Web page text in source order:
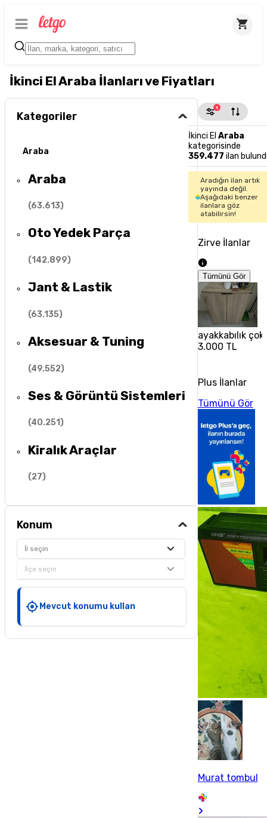
İkinci El Araba İlanları ve Fiyatları
Kategoriler
Araba
Araba
(63.613)
Oto Yedek Parça
(142.899)
Jant & Lastik
(63.135)
Aksesuar & Tuning
(49.552)
Ses & Görüntü Sistemleri
(40.251)
Kiralık Araçlar
(27)
Konum
İl seçin
İlçe seçin
Mevcut konumu kullan
1
İkinci El Araba
kategorisinde
359.477 ilan
Aradığın ilan artık
yayında değil.
Aşağıdaki benzer
ilanlara göz
atabilirsin!
Zirve İlanlar
Tümünü Gör
ayakkabılık
3.000 TL
Plus İlanlar
Tümünü Gör
Murat tombul